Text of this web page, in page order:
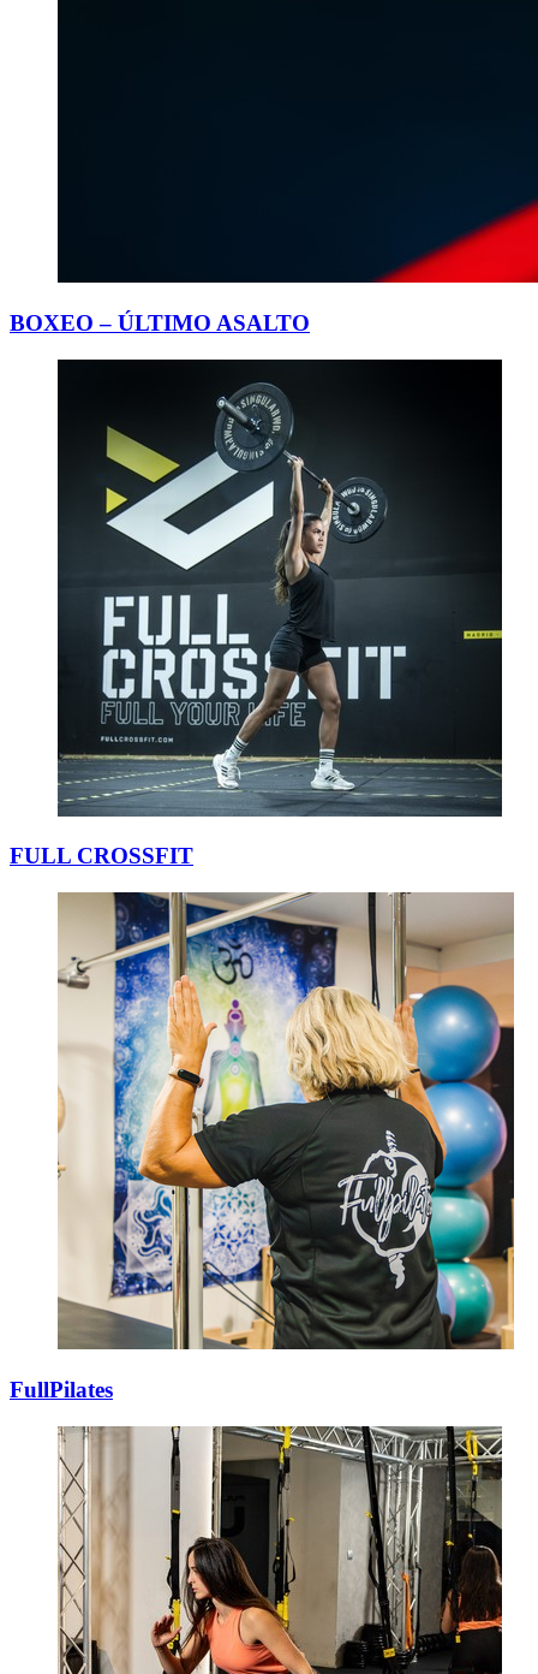
BOXEO – ÚLTIMO ASALTO
FULL CROSSFIT
FullPilates